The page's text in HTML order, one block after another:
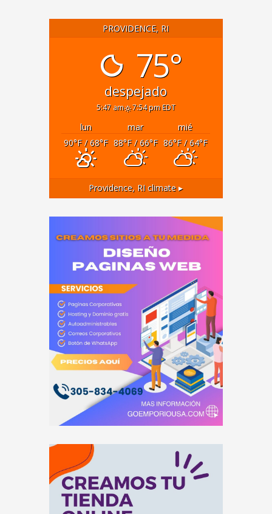
PROVIDENCE, RI
75°
despejado
5:47 am 7:54 pm EDT
lun mar
mié
90°F/ 68°F 88°F/ 66°F 86°F/ 64°F
Providence, RI climate ▸